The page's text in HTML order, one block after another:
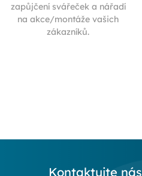
zapůjčení svářeček a nářadí
na akce/montáže vašich
zákazníků.
Kontaktujte nás